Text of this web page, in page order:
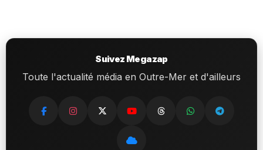
Suivez Megazap
Toute l'actualité média en Outre-Mer et d'ailleurs